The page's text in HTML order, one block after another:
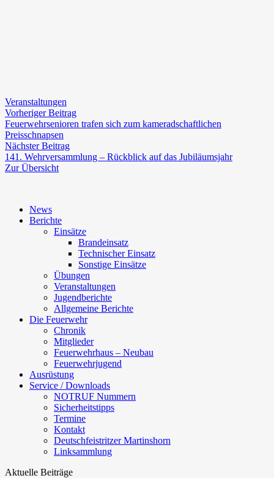
Veranstaltungen
Beitragsnavigation
Vorheriger BeitragVorheriger
Beitrag:
Feuerwehrsenioren trafen sich zum kameradschaftlichen
Preisschnapsen
Nächster BeitragNächster
Beitrag:
141. Wehrversammlung – Rückblick auf das Jubiläumsjahr
Zur Übersicht
News
Berichte
Einsätze
Brandeinsatz
Technischer Einsatz
Sonstige Einsätze
Übungen
Veranstaltungen
Jugendberichte
Allgemeine Berichte
Die Feuerwehr
Chronik
Mitglieder
Feuerwehrhaus – Neubau
Feuerwehrjugend
Ausrüstung
Service / Downloads
NOTRUF Nummern
Sicherheitstipps
Termine
Kontakt
Deutschfeistritzer Martinshorn
Linksammlung
Aktuelle Beiträge